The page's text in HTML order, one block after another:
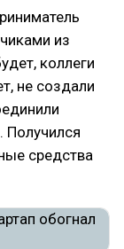
из
коллеги
не создали
Получился
средства